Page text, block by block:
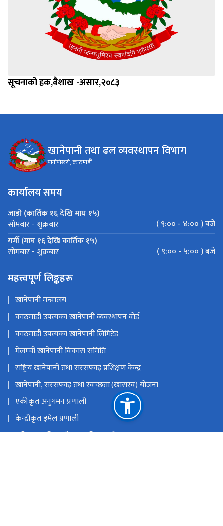
सूचनाको हक,बैशाख -असार,२०८३
खानेपानी तथा ढल व्यवस्थापन विभाग
पानीपोखरी, काठमाडौं
कार्यालय समय
जाडो (कार्तिक १६ देखि माघ १५)
सोमबार - शुक्रबार
( ९:०० - ४:०० ) बजे
गर्मी (माघ १६ देखि कार्तिक १५)
सोमबार - शुक्रबार ( ९:०० - ५:०० ) बजे
महत्त्वपूर्ण लिङ्कहरू
खानेपानी मन्त्रालय
काठमाडौं उपत्यका खानेपानी व्यवस्थापन वोर्ड
काठमाडौं उपत्यका खानेपानी लिमिटेड
मेलम्ची खानेपानी विकास समिति
राष्ट्रिय खानेपानी तथा सरसफाइ प्रशिक्षण केन्द्र
खानेपानी, सरसफाइ तथा स्वच्छता (खासस्व) योजना
एकीकृत अनुगमन प्रणाली
केन्द्रीकृत इमेल प्रणाली
राष्ट्रिय प्राकृतिक स्रोत तथा वित्त आयोग